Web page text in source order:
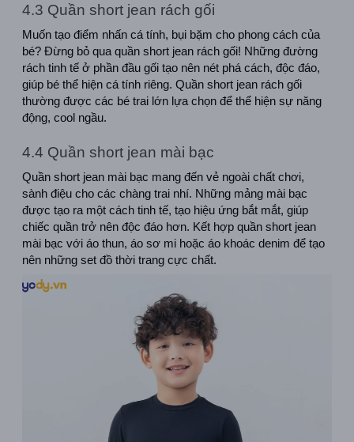
4.3 Quần short jean rách gối
Muốn tạo điểm nhấn cá tính, bụi bặm cho phong cách của
bé? Đừng bỏ qua quần short jean rách gối! Những đường
rách tinh tế ở phần đầu gối tạo nên nét phá cách, độc đáo,
giúp bé thể hiện cá tính riêng. Quần short jean rách gối
thường được các bé trai lớn lựa chọn để thể hiện sự năng
động, cool ngầu.
4.4 Quần short jean mài bạc
Quần short jean mài bạc mang đến vẻ ngoài chất chơi,
sành điệu cho các chàng trai nhí. Những mảng mài bạc
được tạo ra một cách tinh tế, tạo hiệu ứng bắt mắt, giúp
chiếc quần trở nên độc đáo hơn. Kết hợp quần short jean
mài bạc với áo thun, áo sơ mi hoặc áo khoác denim để tạo
nên những set đồ thời trang cực chất.